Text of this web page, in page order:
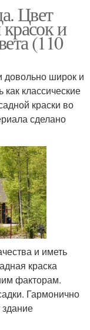
Цвет
и
(110
широк и
классические
краски во
сделано
и иметь
краска
факторам.
Гармонично